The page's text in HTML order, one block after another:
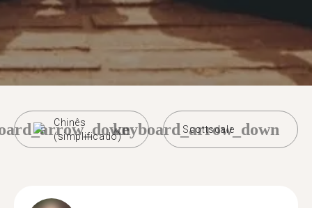
Chinês
(simplificado)
Scottsdale
keyboard_arrow_down